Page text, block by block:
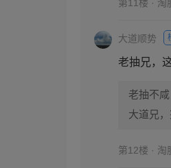
第11楼 · 淘
大道顺势
老抽兄，
老抽不咸
大道兄
第12楼 · 淘